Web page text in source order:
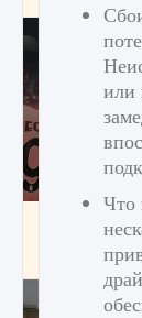
Входят ли
9 августа
или
Что